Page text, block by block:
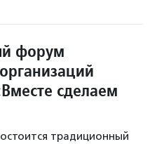
форум
сделаем
традиционный